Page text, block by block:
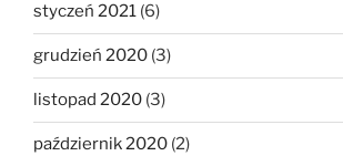
styczeń 2021 (6)
grudzień 2020 (3)
listopad 2020 (3)
październik 2020 (2)